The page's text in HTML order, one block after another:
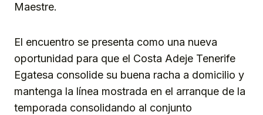
Maestre.
El encuentro se presenta como una nueva
oportunidad para que el Costa Adeje Tenerife
Egatesa consolide su buena racha a domicilio y
mantenga la línea mostrada en el arranque de la
temporada consolidando al conjunto